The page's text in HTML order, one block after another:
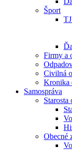
Šport
Firmy a
Civilná
Kronika
Samospráva
Starosta
Obecné